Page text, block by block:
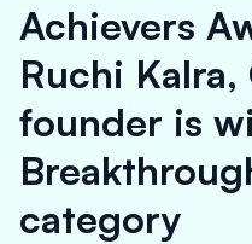
Achievers
Ruchi Kalra,
founder is
category